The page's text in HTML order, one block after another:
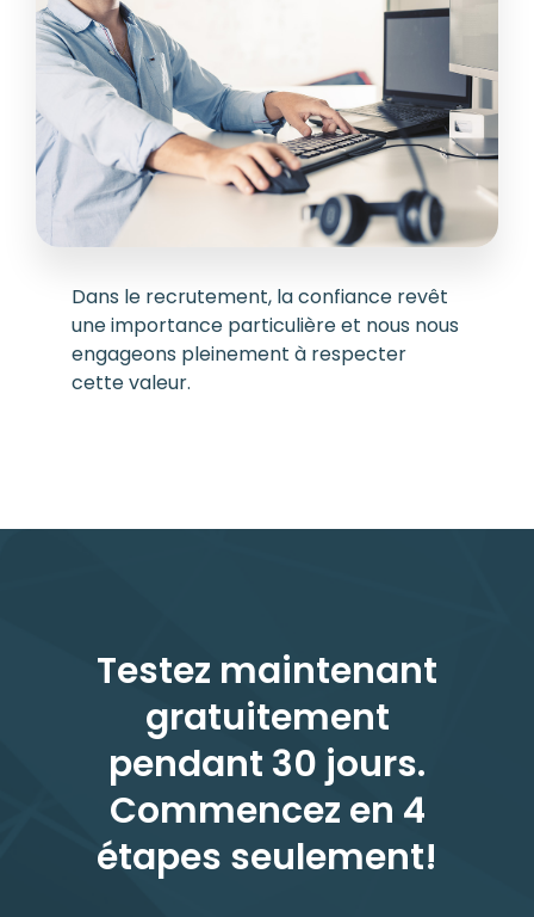
Dans le recrutement, la confiance revêt
une importance particulière et nous nous
engageons pleinement à respecter
cette valeur.
Testez maintenant
gratuitement
pendant 30 jours.
Commencez en 4
étapes seulement!